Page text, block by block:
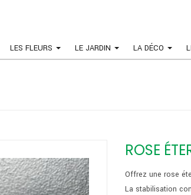
LES FLEURS LE JARDIN LA DÉCO
ROSE
Offrez une rose
La stabilisation